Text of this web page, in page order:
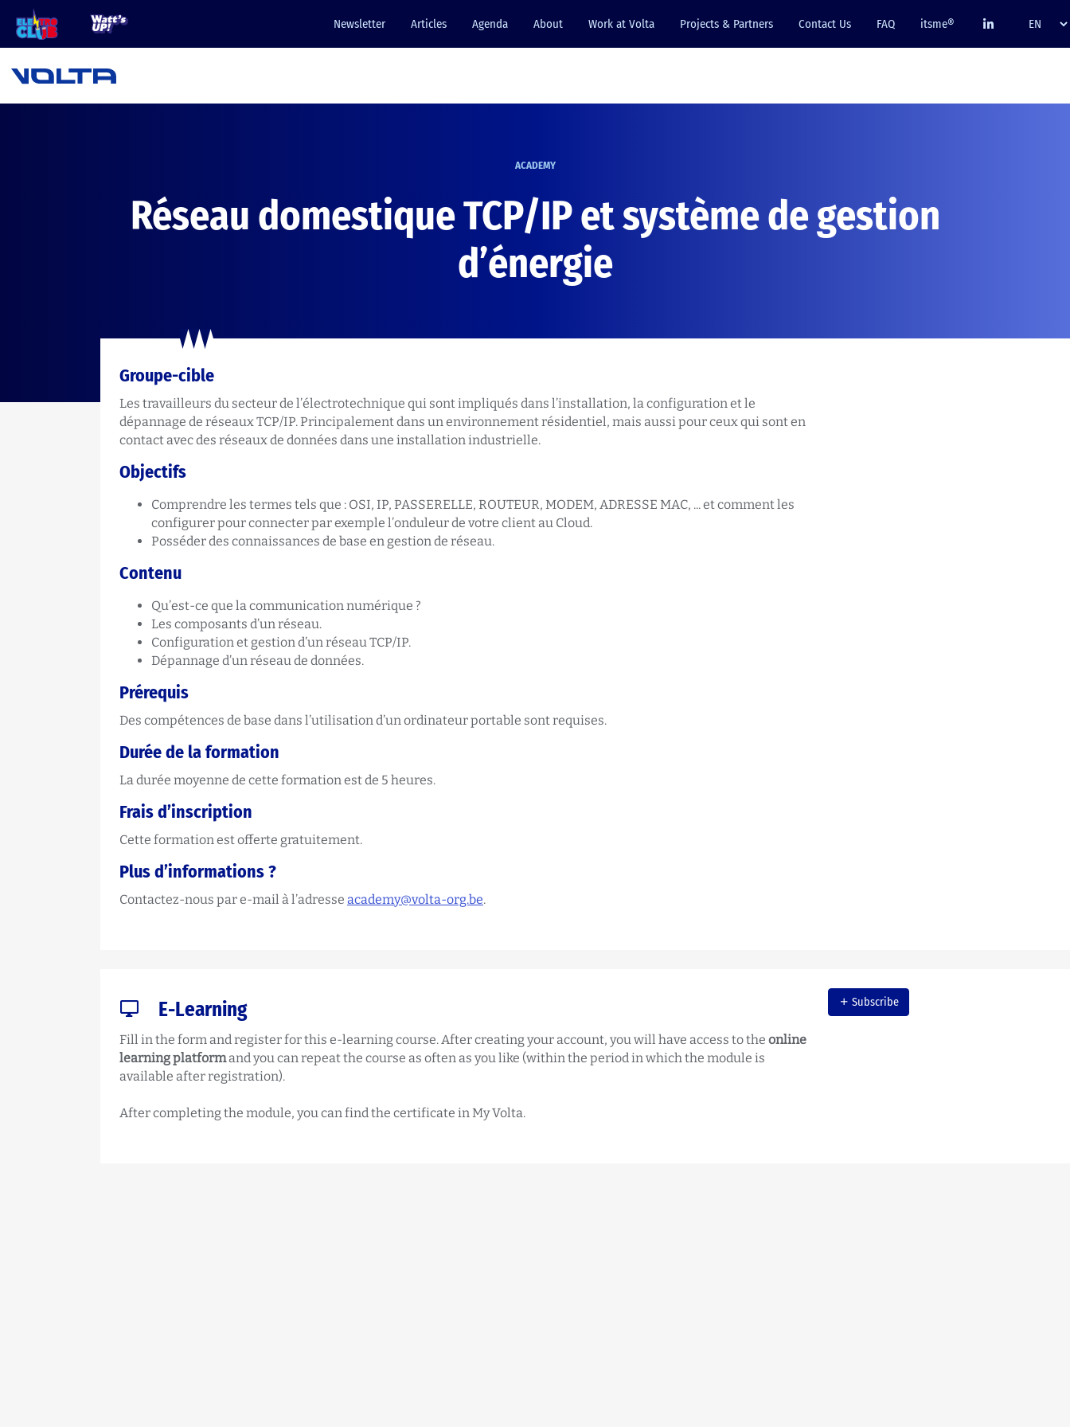
Newsletter Articles Agenda About Work at Volta Projects & Partners Contact Us FAQ itsme®
ACADEMY
Réseau domestique TCP/IP et système de gestion
d’énergie
Groupe-cible
Les travailleurs du secteur de l’électrotechnique qui sont impliqués dans l’installation, la configuration et le
dépannage de réseaux TCP/IP. Principalement dans un environnement résidentiel, mais aussi pour ceux qui sont en
contact avec des réseaux de données dans une installation industrielle.
Objectifs
Comprendre les termes tels que : OSI, IP, PASSERELLE, ROUTEUR, MODEM, ADRESSE MAC, ... et comment les
configurer pour connecter par exemple l’onduleur de votre client au Cloud.
Posséder des connaissances de base en gestion de réseau.
Contenu
Qu’est-ce que la communication numérique ?
Les composants d’un réseau.
Configuration et gestion d’un réseau TCP/IP.
Dépannage d’un réseau de données.
Prérequis
Des compétences de base dans l’utilisation d’un ordinateur portable sont requises.
Durée de la formation
La durée moyenne de cette formation est de 5 heures.
Frais d’inscription
Cette formation est offerte gratuitement.
Plus d’informations ?
Contactez-nous par e-mail à l’adresse academy@volta-org.be.
E-Learning
Fill in the form and register for this e-learning course. After creating your account, you will have access to the online
learning platformand you can repeat the course as often as you like (within the period in which the module is
available after registration).
After completing the module, you can find the certificate in My Volta.
Subscribe